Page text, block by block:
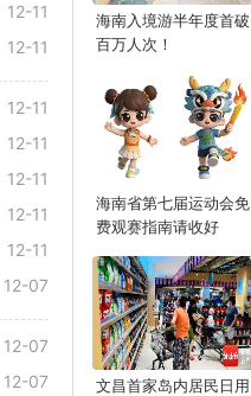
12-11
12-11
12-11
12-11
12-11
12-11
12-11
12-07
12-07
12-07
海南入境游半年度首破
百万人次！
海南省第七届运动会免
费观赛指南请收好
文昌首家岛内居民日用